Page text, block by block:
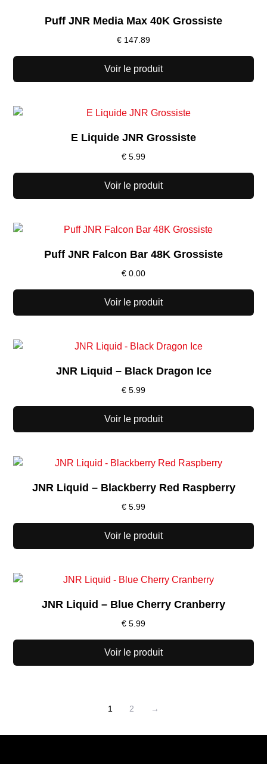
Puff JNR Media Max 40K Grossiste
€ 147.89
Voir le produit
E Liquide JNR Grossiste
€ 5.99
Voir le produit
Puff JNR Falcon Bar 48K Grossiste
€ 0.00
Voir le produit
JNR Liquid – Black Dragon Ice
€ 5.99
Voir le produit
JNR Liquid – Blackberry Red Raspberry
€ 5.99
Voir le produit
JNR Liquid – Blue Cherry Cranberry
€ 5.99
Voir le produit
1 2 →